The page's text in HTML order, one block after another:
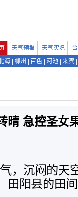
天气预报 天气实况
海 柳州 百色 河池 来宾
晴 急控圣女
，沉闷的天
田阳县的田